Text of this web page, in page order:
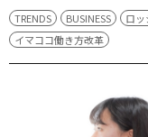
TRENDS BUSINESS
ロ
イマココ働き方改革